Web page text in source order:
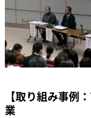
【取り組み事例
業